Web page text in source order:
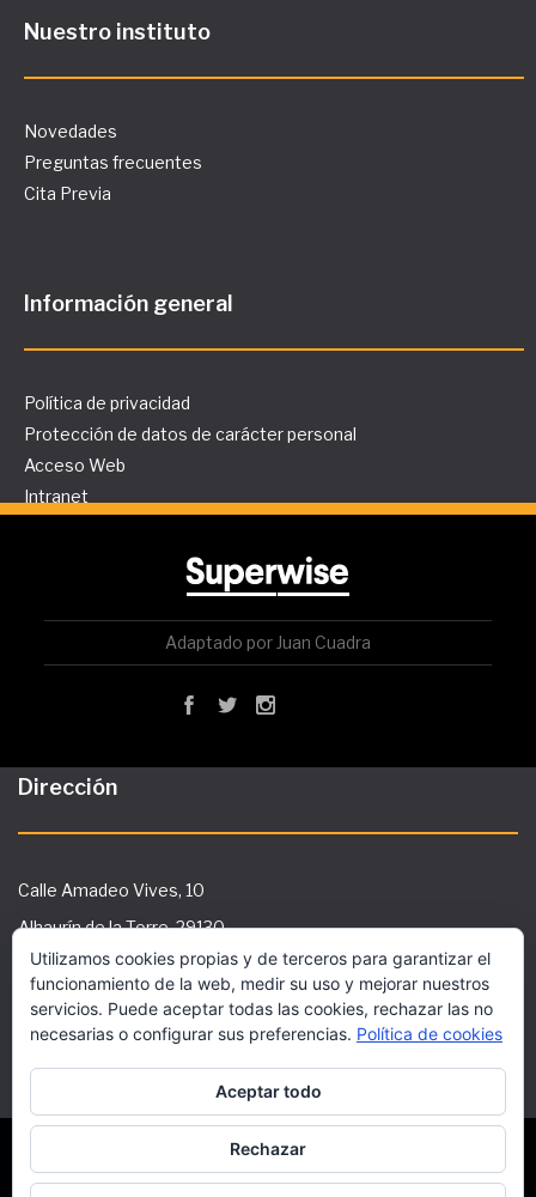
Este sitio utiliza cookies funcionales y scripts
externos para mejorar tu experiencia.
Más información Acepto
Nuestro instituto
Novedades
Preguntas frecuentes
Cita Previa
Información general
Política de privacidad
Protección de datos de carácter personal
Acceso Web
Intranet
Adaptado por Juan Cuadra
Dirección
Calle Amadeo Vives, 10
Alhaurín de la Torre, 29130
Tlf: 951 29 36 91
secretaria@ies-galileo.com
Copyright © 2018 Superwise Elementary School WordPress
Theme by Aislin Themes
Utilizamos cookies propias y de terceros para garantizar el
funcionamiento de la web, medir su uso y mejorar nuestros
servicios. Puede aceptar todas las cookies, rechazar las no
necesarias o configurar sus preferencias. Política de cookies
Aceptar todo
Rechazar